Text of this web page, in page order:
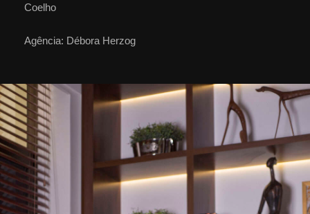
Coelho
Agência: Débora Herzog